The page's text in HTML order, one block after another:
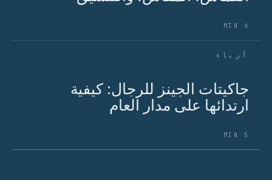
6 MIN
أزياء
جاكيتات الجينز للرجال: كيفية
ارتدائها على مدار العام
5 MIN